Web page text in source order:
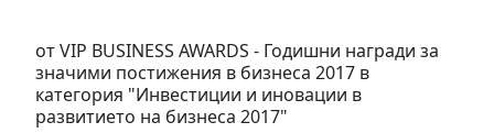
от VIP BUSINESS AWARDS - Годишни награди за
значими постижения в бизнеса 2017 в
категория "Инвестиции и иновации в
развитието на бизнеса 2017"